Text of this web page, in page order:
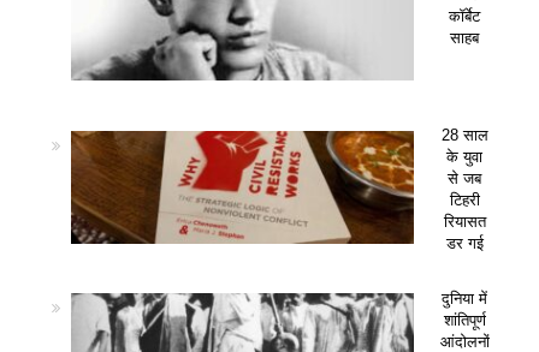
कॉर्बेट
साहब
28 साल
के युवा
से जब
टिहरी
रियासत
डर गई
दुनिया में
शांतिपूर्ण
आंदोलनों